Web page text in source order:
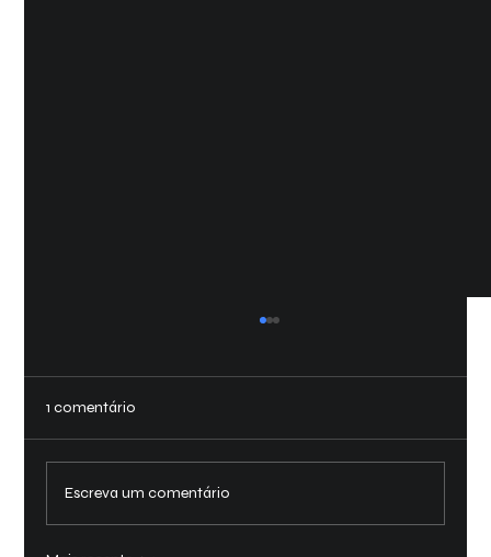
A suspensão e a direção são componentes
1 comentário
Escreva um comentário